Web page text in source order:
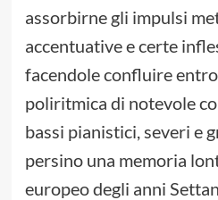
assorbirne gli impulsi
accentuative e certe
facendole confluire
poliritmica di notevole
bassi pianistici, severi e
persino una memoria
europeo degli anni